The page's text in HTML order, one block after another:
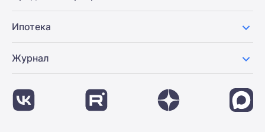
Ипотека
Журнал